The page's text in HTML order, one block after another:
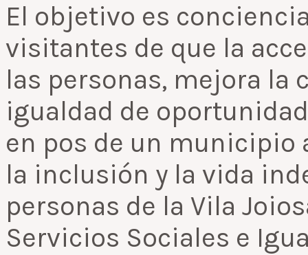
El objetivo es
visitantes de que la
las personas, mejora la
igualdad de
en pos de un municipio
la inclusión y la vida
personas de la Vila
Servicios Sociales e